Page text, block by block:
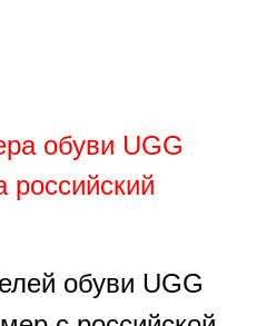
обуви UGG
российский
обуви UGG